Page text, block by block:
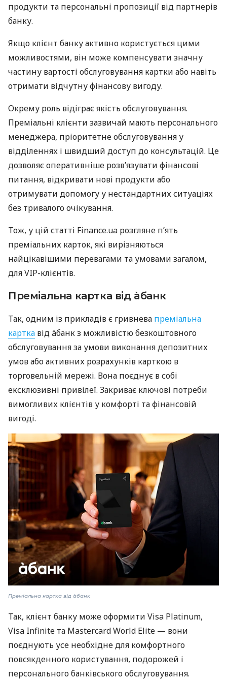
продукти та персональні пропозиції від партнерів
банку.
Якщо клієнт банку активно користується цими
можливостями, він може компенсувати значну
частину вартості обслуговування картки або навіть
отримати відчутну фінансову вигоду.
Окрему роль відіграє якість обслуговування.
Преміальні клієнти зазвичай мають персонального
менеджера, пріоритетне обслуговування у
відділеннях і швидший доступ до консультацій. Це
дозволяє оперативніше розв’язувати фінансові
питання, відкривати нові продукти або
отримувати допомогу у нестандартних ситуаціях
без тривалого очікування.
Тож, у цій статті Finance.ua розгляне п’ять
преміальних карток, які вирізняються
найцікавішими перевагами та умовами загалом,
для VIP-клієнтів.
Преміальна картка від àбанк
Так, одним із прикладів є гривнева преміальна
картка від àбанк з можливістю безкоштовного
обслуговування за умови виконання депозитних
умов або активних розрахунків карткою в
торговельній мережі. Вона поєднує в собі
ексклюзивні привілеї. Закриває ключові потреби
вимогливих клієнтів у комфорті та фінансовій
вигоді.
Преміальна картка від àбанк
Так, клієнт банку може оформити Visa Platinum,
Visa Infinite та Mastercard World Elite — вони
поєднують усе необхідне для комфортного
повсякденного користування, подорожей і
персонального банківського обслуговування.